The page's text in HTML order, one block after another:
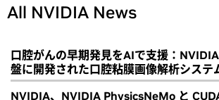
All NVIDIA News
口腔がんの早期発見をAIで支援：
盤に開発された口腔粘膜画像解析システ
NVIDIA、NVIDIA PhysicsNeMo と